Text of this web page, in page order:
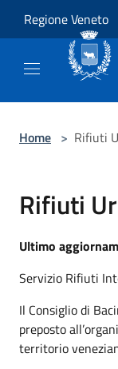
Regione Veneto
Home > Rifiuti
Rifiuti
Ultimo
Servizio Rifiuti
Il Consiglio di
preposto
territorio